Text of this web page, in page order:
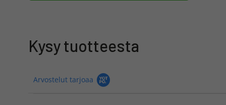
Kysy tuotteesta
Arvostelut tarjoaa